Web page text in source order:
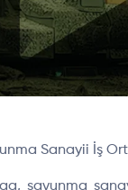
Sanayii İş
savunma